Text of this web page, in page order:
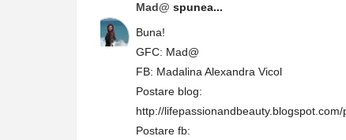
Mad@ spunea...
Buna!
GFC: Mad@
FB: Madalina Alexandra Vicol
Postare blog:
http://
Postare fb: